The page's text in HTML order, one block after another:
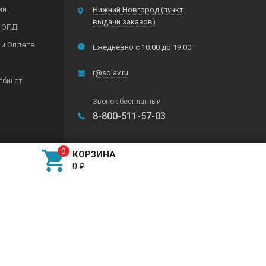
Нижний Новгород (пункт
выдачи заказов)
Ежедневно с 10.00 до 19.00
r@solav.ru
Звонок бесплатный
8-800-511-57-03
ОПД
Оплата
 КОРЗИНА
0 ₽